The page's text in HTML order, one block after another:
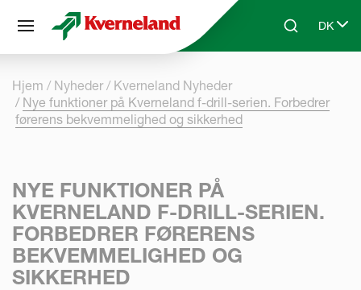
Skip to main contentSearchDK
Select
Hjem Nyheder
Kverneland Nyheder
Nye funktioner på Kverneland f-drill-serien. Forbedrer
førerens bekvemmelighed og sikkerhed
NYE FUNKTIONER PÅ
KVERNELAND F-DRILL-SERIEN.
FORBEDRER FØRERENS
BEKVEMMELIGHED OG
SIKKERHED
CCookie-styringspanel